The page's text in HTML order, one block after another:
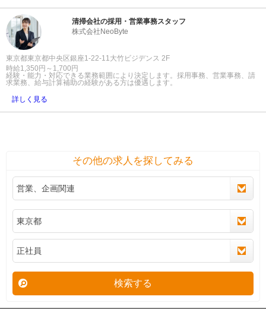
清掃会社の採用・営業事務スタッフ
株式会社NeoByte
東京都東京都中央区銀座1-22-11大竹ビジデンス 2F
時給1,350円～1,700円
経験・能力・対応できる業務範囲により決定します。採用事務、営業事務、請
求業務、給与計算補助の経験がある方は優遇します。
詳しく見る
その他の求人を探してみる
検索する